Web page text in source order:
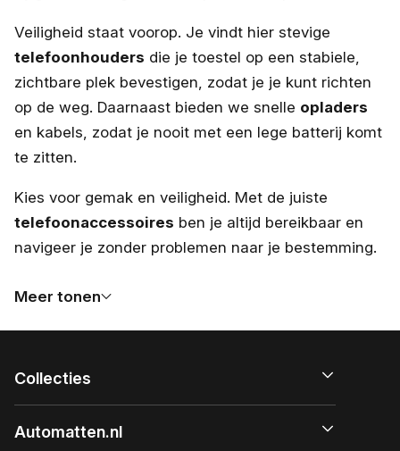
Veiligheid staat voorop. Je vindt hier stevige
telefoonhouders die je toestel op een stabiele,
zichtbare plek bevestigen, zodat je je kunt richten
op de weg. Daarnaast bieden we snelle opladers
en kabels, zodat je nooit met een lege batterij komt
te zitten.
Kies voor gemak en veiligheid. Met de juiste
telefoonaccessoires ben je altijd bereikbaar en
navigeer je zonder problemen naar je bestemming.
Meer tonen
Collecties
Automatten.nl